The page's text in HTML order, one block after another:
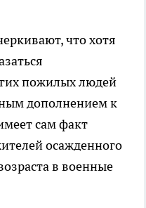
что хотя
пожилых людей
дополнением к
сам факт
осажденного
в военные